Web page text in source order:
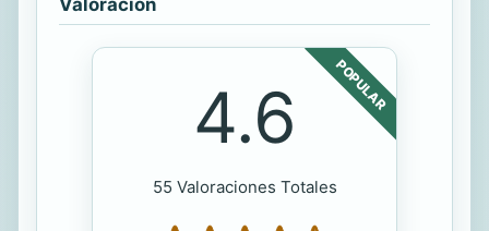
Valoración
POPULAR
4.6
55 Valoraciones Totales